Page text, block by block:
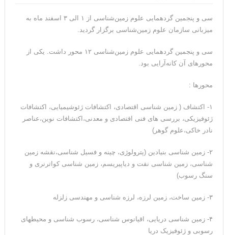
سی و پنجمین گردهمایی علوم زمین‌شناسی از ۱ الی ۳ اسفند ماه به
میزبانی سازمان علوم زمین‌شناسی برگزار گردید.
سی و پنجمین گردهمایی علوم زمین‌شناسی ۱۲ محور داشت. یکی از
محورهای آن کانه‌آرایی بود.
محورها :
۱- اکتشاف ( زمین شناسی اقتصادی، اکتشافات ژئوشیمیایی، اکتشافات
ژئوفیزیکی، بررسی های فنی اقتصادی و معدنی،اکتشافات نوین،عناصر
نادر خاکی،علوم گوهر)
۲- زمین شناسی بنیادین (پترولوژی، چینه و فسیل شناسی،نقشه زمین
شناسی، زمین شناسی نفت و دیاپیریسم، زمین شناسی کواترنری و
سنگ رسوب)
۳- زمین ساخت، زمین لرزه، لرزه شناسی و مهندسی زلزله
۴- زمین شناسی دریایی، اقیانوس شناسی، رسوب شناسی و محیطهای
رسوبی و ژئوفیزیک دریا